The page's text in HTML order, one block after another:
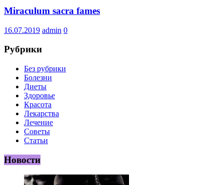
Miraculum sacra fames
16.07.2019 admin 0
Рубрики
Без рубрики
Болезни
Диеты
Здоровье
Красота
Лекарства
Лечение
Советы
Статьи
Новости